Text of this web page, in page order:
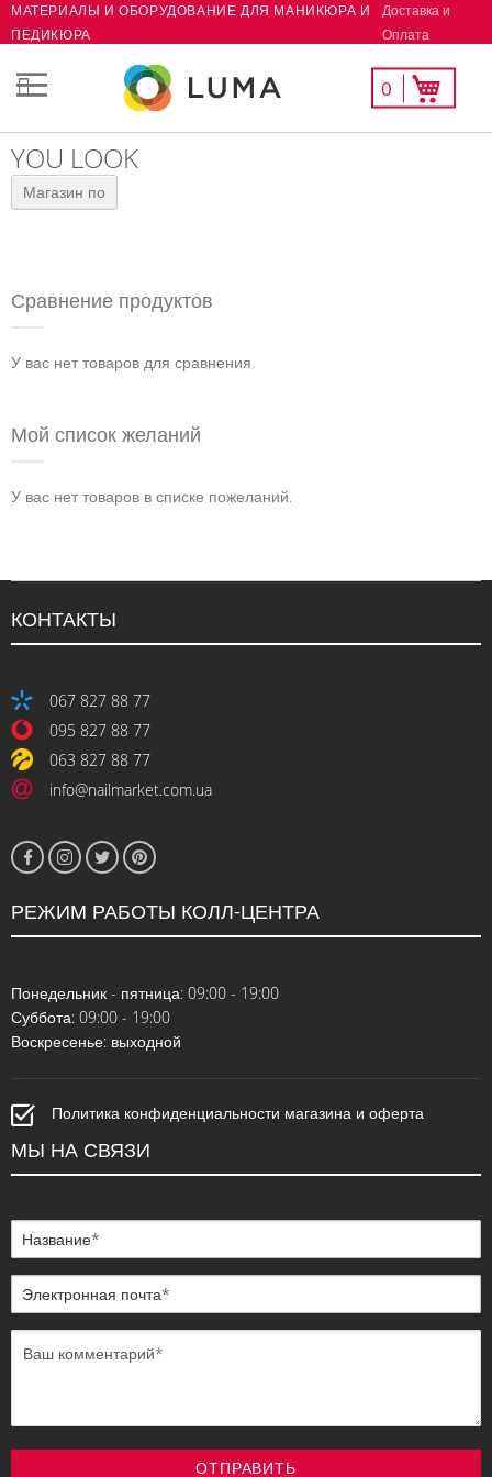
Skip
Content
МАТЕРИАЛЫ И ОБОРУДОВАНИЕ ДЛЯ МАНИКЮРА И
ПЕДИКЮРА
Доставка и
Оплата
Моя корзина
0
Мой
список
YOU LOOK
Магазин по
Сравнение продуктов
У вас нет товаров для сравнения.
Мой список желаний
У вас нет товаров в списке пожеланий.
КОНТАКТЫ
067 827 88 77
095 827 88 77
063 827 88 77
info@nailmarket.com.ua
РЕЖИМ РАБОТЫ КОЛЛ-ЦЕНТРА
Понедельник - пятница: 09:00 - 19:00
Суббота: 09:00 - 19:00
Воскресенье: выходной
Политика конфиденциальности магазина и оферта
МЫ НА СВЯЗИ
ОТПРАВИТЬ